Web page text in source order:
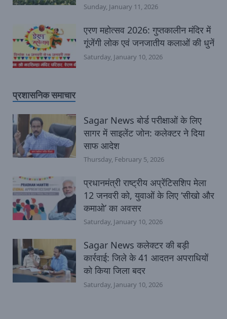
Sunday, January 11, 2026
एरण महोत्सव 2026: गुप्तकालीन मंदिर में
गूंजेंगी लोक एवं जनजातीय कलाओं की धुनें
Saturday, January 10, 2026
प्रशासनिक समाचार
Sagar News बोर्ड परीक्षाओं के लिए
सागर में साइलेंट जोन: कलेक्टर ने दिया
साफ आदेश
Thursday, February 5, 2026
प्रधानमंत्री राष्ट्रीय अप्रेंटिसशिप मेला
12 जनवरी को, युवाओं के लिए ‘सीखो और
कमाओ’ का अवसर
Saturday, January 10, 2026
Sagar News कलेक्टर की बड़ी
कार्रवाई: जिले के 41 आदतन अपराधियों
को किया जिला बदर
Saturday, January 10, 2026